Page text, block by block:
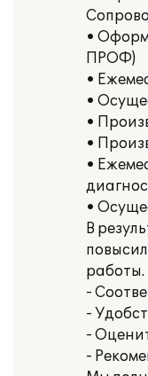
•
ПРОФ)
•
•
•
•
•
•
В
работы.
-
-
-
-